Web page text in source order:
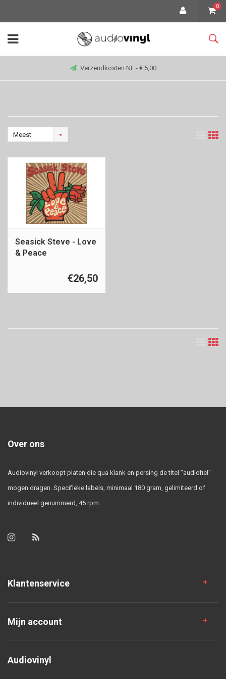
0
Verzendkosten NL - € 5,00
Meest
Seasick Steve - Love
& Peace
€26,50
Over ons
Audiovinyl verkoopt platen die qua klank en persing de titel "audiofiel"
mogen dragen. Specifieke labels, minimaal 180 gram, gelimiteerd of
individueel genummerd, 45 rpm.
Klantenservice
Mijn account
Audiovinyl